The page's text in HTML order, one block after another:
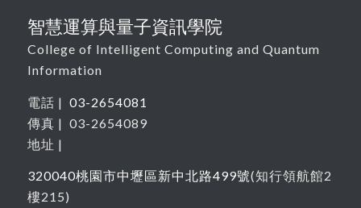
智慧運算與量子資訊學院
College of Intelligent Computing and Quantum
Information
電話 | 03-2654081
傳真 | 03-2654089
地址 |
320040桃園市中壢區新中北路499號(知行領航館2
樓215)